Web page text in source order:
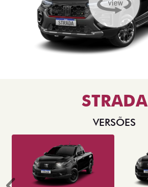
STRADA
VERSÕES